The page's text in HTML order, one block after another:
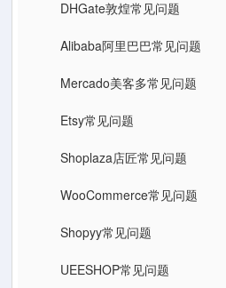
DHGate敦煌常见问题
Alibaba阿里巴巴常见问题
Mercado美客多常见问题
Etsy常见问题
Shoplaza店匠常见问题
WooCommerce常见问题
Shopyy常见问题
UEESHOP常见问题